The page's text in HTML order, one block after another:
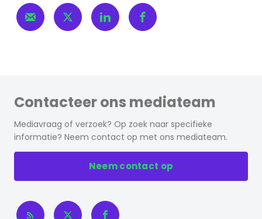
Contacteer ons mediateam
Mediavraag of verzoek? Op zoek naar specifieke
informatie? Neem contact op met ons mediateam.
Neem contact op